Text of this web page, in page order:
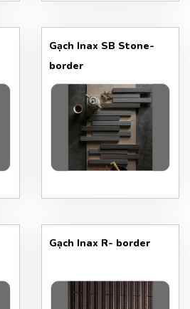
Gạch Inax SB Stone-
border
Gạch Inax R- border